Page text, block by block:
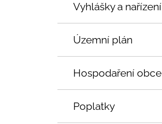
Vyhlášky a nařízení
Územní plán
Hospodaření obce
Poplatky